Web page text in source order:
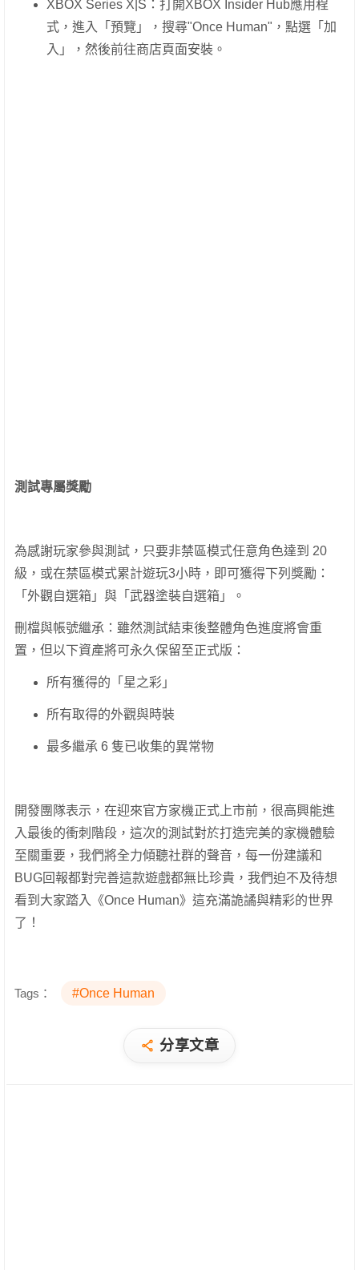
XBOX Series X|S：打開XBOX Insider Hub應用程
式，進入「預覽」，搜尋"Once Human"，點選「加
入」，然後前往商店頁面安裝。
測試專屬獎勵
為感謝玩家參與測試，只要非禁區模式任意角色達到 20
級，或在禁區模式累計遊玩3小時，即可獲得下列獎勵：
「外觀自選箱」與「武器塗裝自選箱」。
刪檔與帳號繼承：雖然測試結束後整體角色進度將會重
置，但以下資產將可永久保留至正式版：
所有獲得的「星之彩」
所有取得的外觀與時裝
最多繼承 6 隻已收集的異常物
開發團隊表示，在迎來官方家機正式上市前，很高興能進
入最後的衝刺階段，這次的測試對於打造完美的家機體驗
至關重要，我們將全力傾聽社群的聲音，每一份建議和
BUG回報都對完善這款遊戲都無比珍貴，我們迫不及待想
看到大家踏入《Once Human》這充滿詭譎與精彩的世界
了！
Tags： #Once Human
分享文章